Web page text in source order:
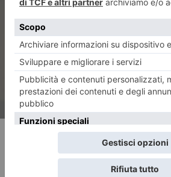
Il Piemonte
RECENTI: